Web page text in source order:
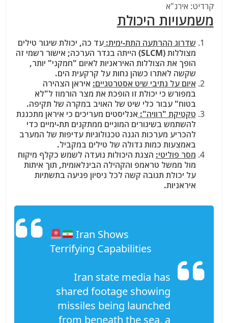
קרדיט: אירנ"א
משמעויות היכולת
שדרוג ההרתעה התת-ימית: עד כה, יכולת שיגור טילים
מצוללות (SLCM) הייתה בגדר הערכה; אישור רשמי זה
הופך את הצוללות האיראניות לאיום "חמקני" יותר,
שקשה לאתרו כשהן נחות על קרקעית הים.
איום על נתיבי שיט אסטרטגיים: איראן הצהירה
במפורש כי יכולת זו הופכת את מצר הורמוז ל"לא
בטוח" עבור כלי שיט של האויב במקרה של תקיפה.
טקטיקת "רוויה": אנליסטים מעריכים כי איראן מתכננת
להשתמש בשיגורים המוניים ממתקנים תת-ימיים כדי
להכריע מערכות הגנה טכנולוגיות עדיפות של המערב
באמצעות כמות גדולה של טילים במקביל.
מסר פוליטי: הצגת היכולות נועדה לשמש כקלף מיקוח
מול ממשל טראמפ והקהילה הבינלאומית, תוך איתות
על יכולת תגובה קשה לכל ניסיון פגיעה בתשתיות
איראניות.
Iran Shows
Terrifying Capabilities
Iran state media has
shared footage showing
missiles being launched
from beneath the sea, a